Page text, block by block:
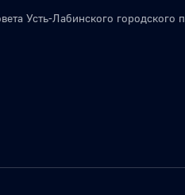
Усть-Лабинского городского